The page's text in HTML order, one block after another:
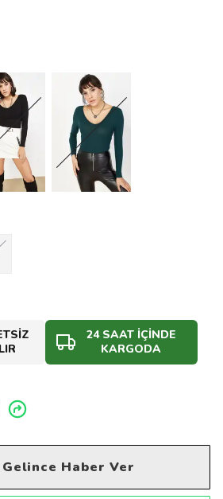
24 SAAT İÇİNDE
KARGODA
Haber Ver